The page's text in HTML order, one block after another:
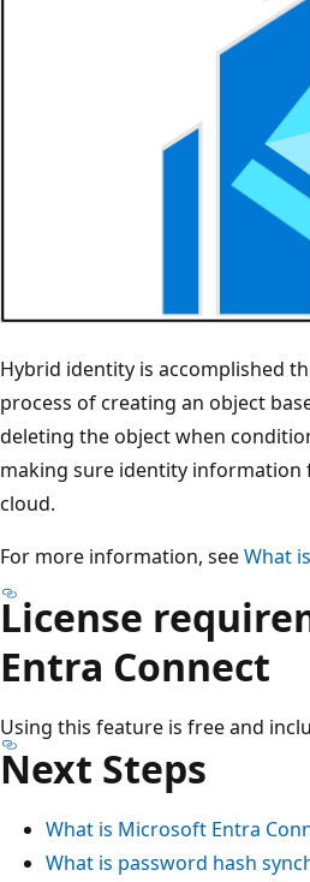
Hybrid identity is accomplished
process of creating an object
deleting the object when
making sure identity information
cloud.
For more information, seeWhat
License
Entra Connect
Using this feature is free and
Next Steps
What is Microsoft Entra
What is password hash